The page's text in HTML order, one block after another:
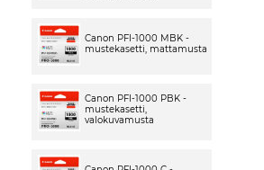
Canon PFI-1000 MBK -
mustekasetti, mattamusta
Canon PFI-1000 PBK -
mustekasetti,
valokuvamusta